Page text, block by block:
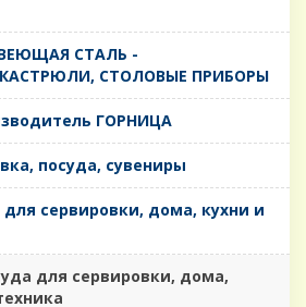
СТАЛЬ -
СТОЛОВЫЕ ПРИБОРЫ
ГОРНИЦА
посуда, сувениры
для сервировки, дома, кухни и
для сервировки, дома,